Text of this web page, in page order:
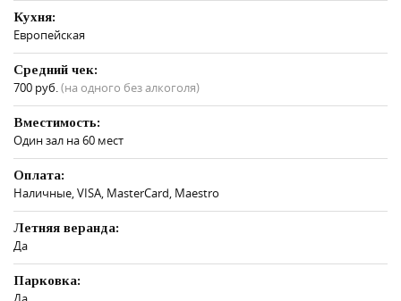
Кухня:
Европейская
Средний чек:
700 руб.(на одного без алкоголя)
Вместимость:
Один зал на 60 мест
Оплата:
Наличные, VISA, MasterCard, Maestro
Летняя веранда:
Да
Парковка: